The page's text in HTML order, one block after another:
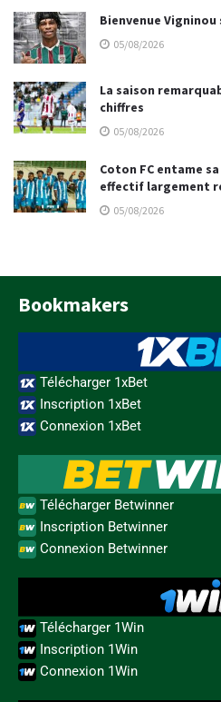
Bienvenue
05/08/2026
La saison
chiffres
05/08/2026
Coton FC entame
effectif largement
05/08/2026
Bookmakers
Télécharger 1xBet
Inscription 1xBet
Connexion 1xBet
Télécharger Betwinner
Inscription Betwinner
Connexion Betwinner
Télécharger 1Win
Inscription 1Win
Connexion 1Win